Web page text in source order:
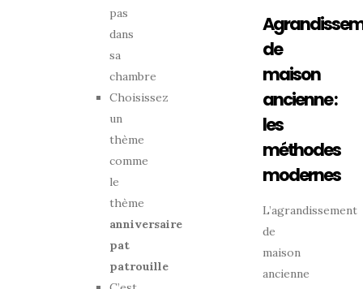
pas
dans
sa
chambre
Choisissez
un
thème
comme
le
thème
anniversaire
pat
patrouille
de
maison
ancienne :
les
méthodes
modernes
L’agrandissement
de
maison
ancienne